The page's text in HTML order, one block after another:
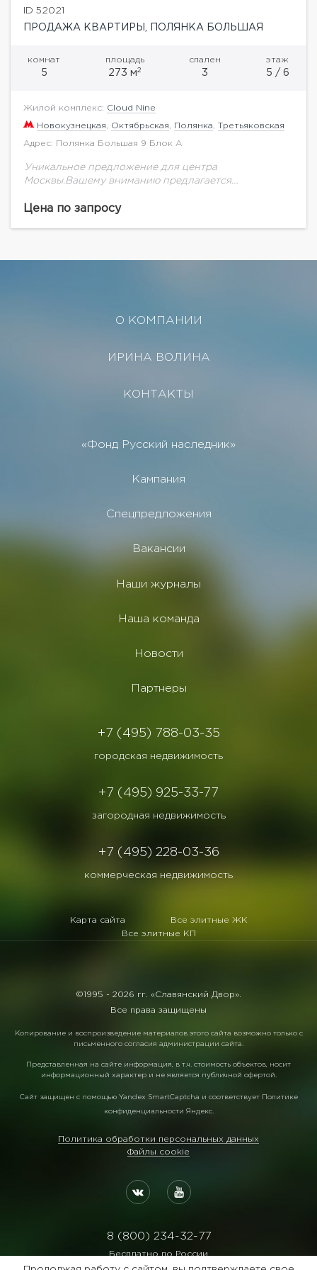
ID 52021
ПРОДАЖА КВАРТИРЫ, ПОЛЯНКА БОЛЬШАЯ
комнат
5
площадь
273 м2
спален
3
этаж
5 / 6
Жилой комплекс: Cloud Nine
Новокузнецкая Октябрьская Полянка Третьяковская
Адрес: Полянка Большая 9 Блок А
Уникальное предложение для центра
Москвы.Вашему вниманию предлагается
на 5-6 этаже.Панорамные виды на центр. Гостиная
Цена по запросу
О КОМПАНИИ
ИРИНА ВОЛИНА
КОНТАКТЫ
«Фонд Русский наследник»
Кампания
Спецпредложения
Вакансии
Наши журналы
Наша команда
Новости
Партнеры
+7 (495) 788-03-35
городская недвижимость
+7 (495) 925-33-77
загородная недвижимость
+7 (495) 228-03-36
коммерческая недвижимость
Карта сайта
Все элитные ЖК
Все элитные КП
©1995 - 2026 гг. «Славянский Двор».
Все права защищены
Копирование и воспроизведение материалов этого сайта возможно только с
письменного согласия администрации сайта.
Представленная на сайте информация, в т.ч. стоимость объектов, носит
информационный характер и не является публичной офертой.
Сайт защищен с помощью Yandex SmartCaptcha и соответствует Политике
конфиденциальности Яндекс.
Политика обработки персональных данных
Файлы cookie
8 (800) 234-32-77
Бесплатно по России